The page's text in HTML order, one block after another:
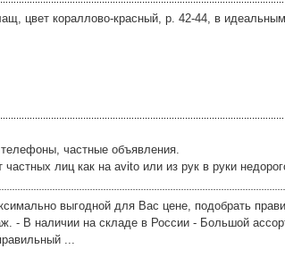
цвет кораллово-красный, р. 42-44, в
частные объявления.
лиц как на avito или из рук в руки
выгодной для Вас цене, подобрать
- В наличии на складе в России - Большой
...